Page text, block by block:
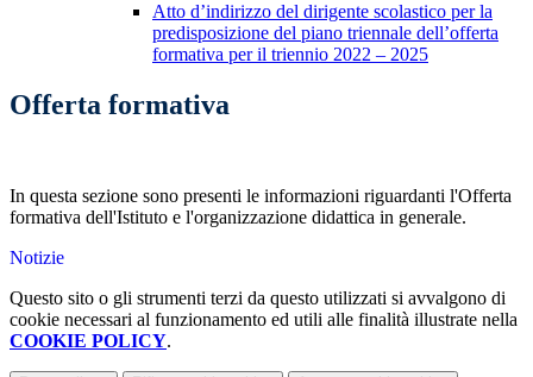
Atto d’indirizzo del dirigente scolastico per la
predisposizione del piano triennale dell’offerta
formativa per il triennio 2022 – 2025
Offerta formativa
In questa sezione sono presenti le informazioni riguardanti l'Offerta
formativa dell'Istituto e l'organizzazione didattica in generale.
Notizie
Questo sito o gli strumenti terzi da questo utilizzati si avvalgono di
cookie necessari al funzionamento ed utili alle finalità illustrate nella
COOKIE POLICY.